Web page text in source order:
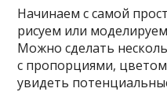
Начинаем с самой
рисуем или
Можно сделать
с пропорциями,
увидеть